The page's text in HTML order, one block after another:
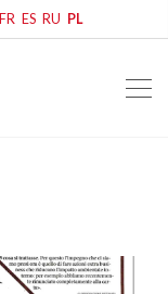
FR ES RU PL